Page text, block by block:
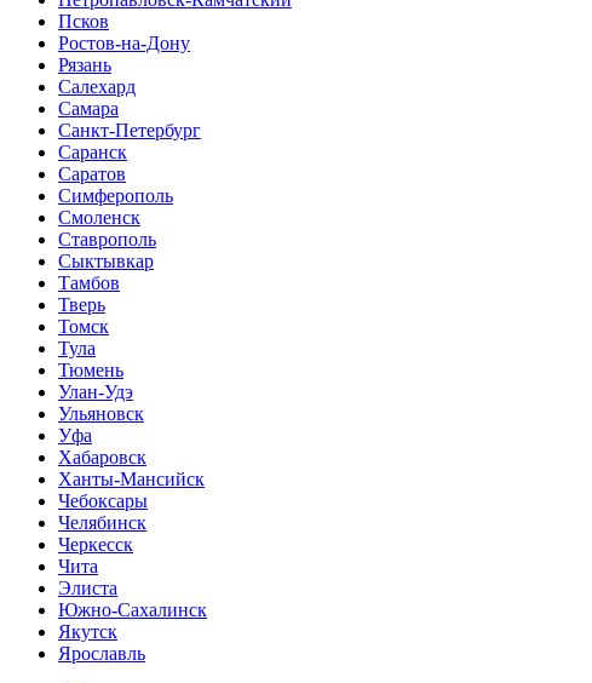
Псков
Ростов-на-Дону
Рязань
Салехард
Самара
Санкт-Петербург
Саранск
Саратов
Симферополь
Смоленск
Ставрополь
Сыктывкар
Тамбов
Тверь
Томск
Тула
Тюмень
Улан-Удэ
Ульяновск
Уфа
Хабаровск
Ханты-Мансийск
Чебоксары
Челябинск
Черкесск
Чита
Элиста
Южно-Сахалинск
Якутск
Ярославль